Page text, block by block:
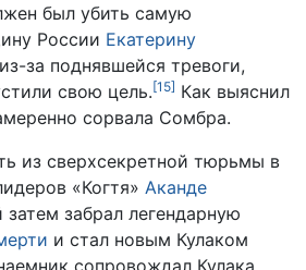
был убить самую
России Екатерину
за поднявшейся тревоги,
свою цель.[15] Как выяснил
сорвала Сомбра.
из сверхсекретной тюрьмы в
«Когтя» Аканде
забрал легендарную
и стал новым Кулаком